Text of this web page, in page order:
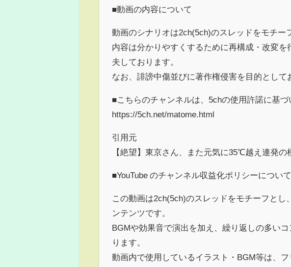
■動画の内容について
動画のシナリオは2ch(5ch)のスレッドをモチー
内容は分かりやすくするために再構成・改変
夫しております。
なお、誹謗中傷並びに著作権侵害を目的として
■こちらのチャンネルは、5chの使用許諾に基づ
https://5ch.net/matome.html
引用元
【絶望】東京さん、また元気に35℃越え連発の
■YouTube のチャンネル収益化ポリシーについて
この動画は2ch(5ch)のスレッドをモチーフとし
ンテンツです。
BGMや効果音で演出を加え、繰り返しの多い
ります。
動画内で使用しているイラスト・BGM等は、